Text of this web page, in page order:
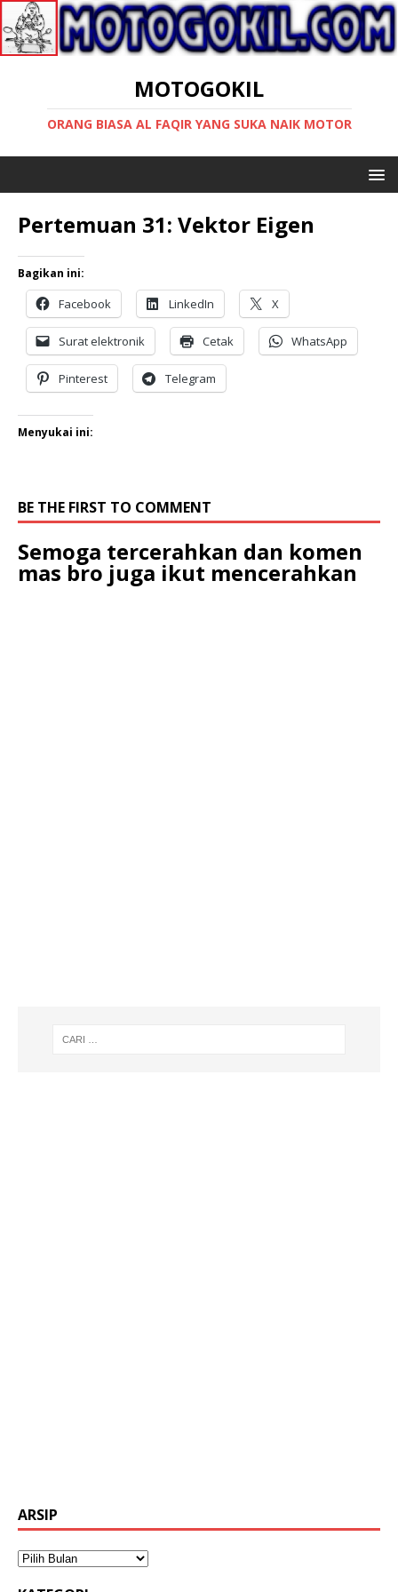
MOTOGOKIL
ORANG BIASA AL FAQIR YANG SUKA NAIK MOTOR
Pertemuan 31: Vektor Eigen
Bagikan ini:
Facebook LinkedIn X
Surat elektronik Cetak WhatsApp
Pinterest Telegram
Menyukai ini:
BE THE FIRST TO COMMENT
Semoga tercerahkan dan komen
mas bro juga ikut mencerahkan
ARSIP